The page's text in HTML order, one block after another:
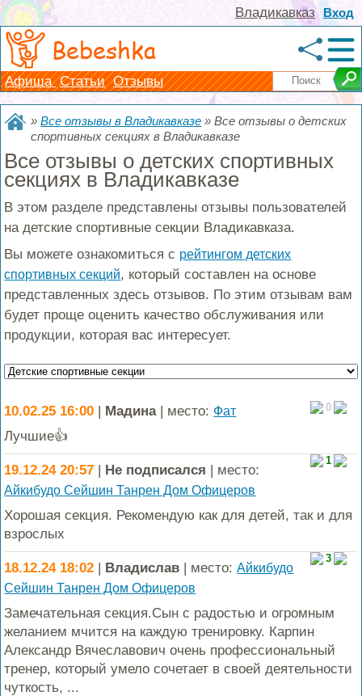
Вход
Владикавказ
Bebeshka
Афиша Статьи Отзывы
»Все отзывы в Владикавказе »Все отзывы о детских
спортивных секциях в Владикавказе
Все отзывы о детских спортивных
секциях в Владикавказе
В этом разделе представлены отзывы пользователей
на детские спортивные секции Владикавказа.
Вы можете ознакомиться с рейтингом детских
спортивных секций, который составлен на основе
представленных здесь отзывов. По этим отзывам вам
будет проще оценить качество обслуживания или
продукции, которая вас интересует.
0
10.02.25 16:00 | Мадина | место: Фат
Лучшие👍
1
19.12.24 20:57 | Не подписался | место:
Айкибудо Сейшин Танрен Дом Офицеров
Хорошая секция. Рекомендую как для детей, так и для
взрослых
3
18.12.24 18:02 | Владислав | место:Айкибудо
Сейшин Танрен Дом Офицеров
Замечательная секция.Сын с радостью и огромным
желанием мчится на каждую тренировку. Карпин
Александр Вячеславович очень профессиональный
тренер, который умело сочетает в своей деятельности
чуткость, ...